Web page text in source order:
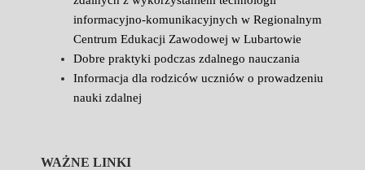
informacyjno-komunikacyjnych w Regionalnym
Centrum Edukacji Zawodowej w Lubartowie
Dobre praktyki podczas zdalnego nauczania
Informacja dla rodziców uczniów o prowadzeniu
nauki zdalnej
WAŻNE LINKI